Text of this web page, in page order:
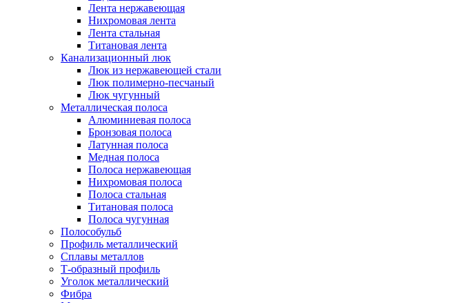
Лента нержавеющая
Нихромовая лента
Лента стальная
Титановая лента
Канализационный люк
Люк из нержавеющей стали
Люк полимерно-песчаный
Люк чугунный
Металлическая полоса
Алюминиевая полоса
Бронзовая полоса
Латунная полоса
Медная полоса
Полоса нержавеющая
Нихромовая полоса
Полоса стальная
Титановая полоса
Полоса чугунная
Полособульб
Профиль металлический
Сплавы металлов
Т-образный профиль
Уголок металлический
Фибра